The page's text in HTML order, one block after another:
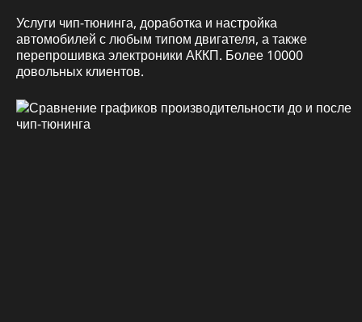
Услуги чип-тюнинга, доработка и настройка
автомобилей с любым типом двигателя, а также
перепрошивка электроники АККП. Более 10000
довольных клиентов.